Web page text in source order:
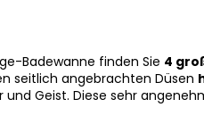
Badewanne finden Sie 4
seitlich angebrachten Düsen
Geist. Diese sehr